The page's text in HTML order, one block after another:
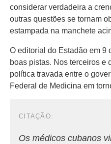
considerar verdadeira a
outras questões se tornam
estampada na manchete
O editorial do Estadão em 9
boas pistas. Nos terceiros e
política travada entre o
Federal de Medicina em
Os médicos cubanos